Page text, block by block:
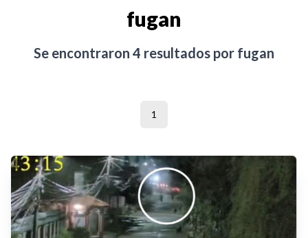
fugan
Se encontraron 4 resultados por fugan
1